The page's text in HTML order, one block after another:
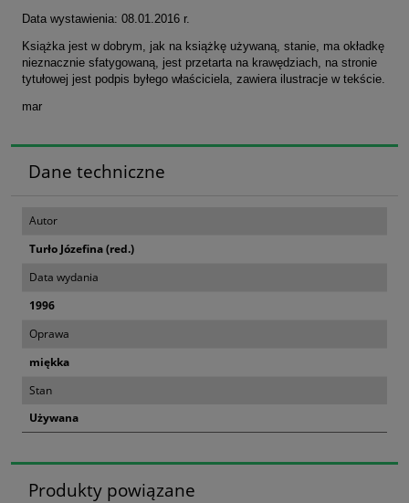
Data wystawienia: 08.01.2016 r.
Książka jest w dobrym, jak na książkę używaną, stanie, ma okładkę
nieznacznie sfatygowaną, jest przetarta na krawędziach, na stronie
tytułowej jest podpis byłego właściciela, zawiera ilustracje w tekście.
mar
Dane techniczne
Autor
Turło Józefina (red.)
Data wydania
1996
Oprawa
miękka
Stan
Używana
Produkty powiązane